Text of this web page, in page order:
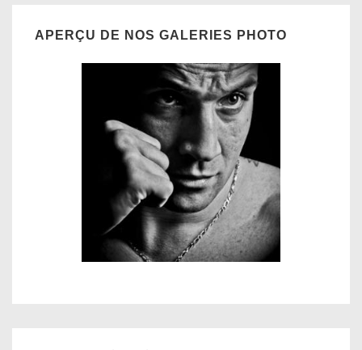
APERÇU DE NOS GALERIES PHOTO